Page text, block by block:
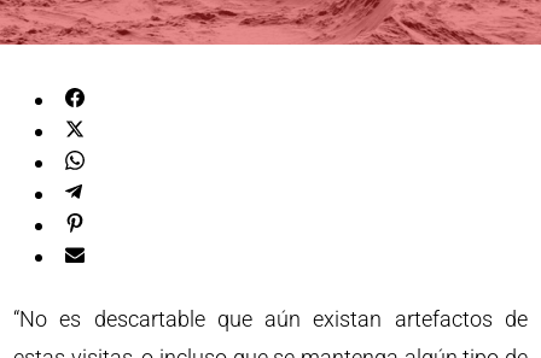
“No es descartable que aún existan artefactos de